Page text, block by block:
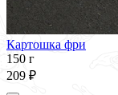
Картошка фри
150 г
209 ₽